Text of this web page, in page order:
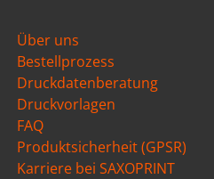
Über uns
Bestellprozess
Druckdatenberatung
Druckvorlagen
FAQ
Produktsicherheit (GPSR)
Karriere bei SAXOPRINT